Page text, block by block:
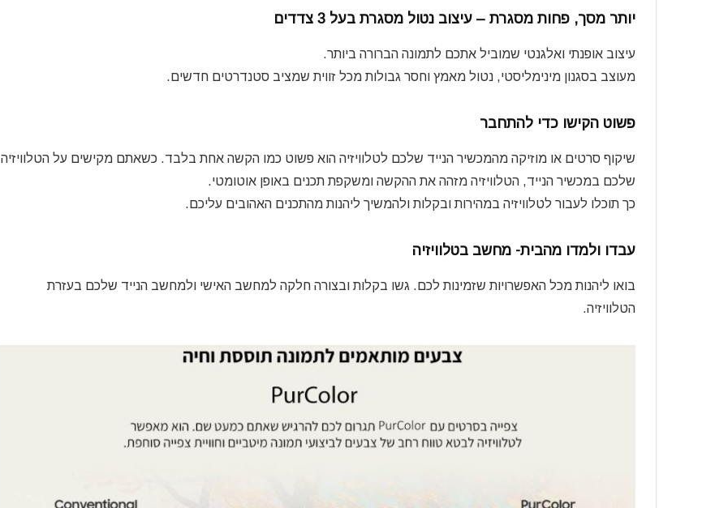
יותר מסך, פחות מסגרת – עיצוב נטול מסגרת בעל 3 צדדים
עיצוב אופנתי ואלגנטי שמוביל אתכם לתמונה הברורה ביותר.
מעוצב בסגנון מינימליסטי, נטול מאמץ וחסר גבולות מכל זווית שמציב סטנדרטים חדשים.
פשוט הקישו כדי להתחבר
שיקוף סרטים או מוזיקה מהמכשיר הנייד שלכם לטלוויזיה הוא פשוט כמו הקשה אחת בלבד. כשאתם מקישים על הטלוויזיה
שלכם במכשיר הנייד, הטלוויזיה מזהה את ההקשה ומשקפת תכנים באופן אוטומטי.
כך תוכלו לעבור לטלוויזיה במהירות ובקלות ולהמשיך ליהנות מהתכנים האהובים עליכם.
עבדו ולמדו מהבית- מחשב בטלוויזיה
בואו ליהנות מכל האפשרויות שזמינות לכם. גשו בקלות ובצורה חלקה למחשב האישי ולמחשב הנייד שלכם בעזרת
הטלוויזיה.